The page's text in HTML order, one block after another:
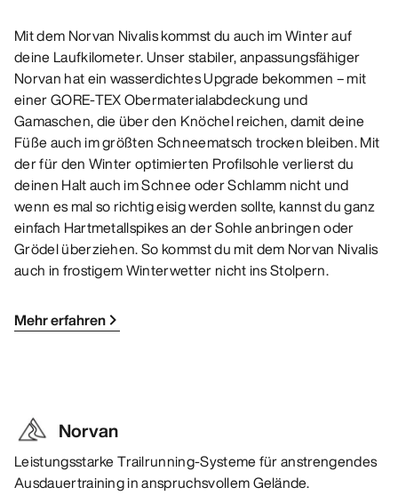
Mit dem Norvan Nivalis kommst du auch im Winter auf
deine Laufkilometer. Unser stabiler, anpassungsfähiger
Norvan hat ein wasserdichtes Upgrade bekommen – mit
einer GORE-TEX Obermaterialabdeckung und
Gamaschen, die über den Knöchel reichen, damit deine
Füße auch im größten Schneematsch trocken bleiben. Mit
der für den Winter optimierten Profilsohle verlierst du
deinen Halt auch im Schnee oder Schlamm nicht und
wenn es mal so richtig eisig werden sollte, kannst du ganz
einfach Hartmetallspikes an der Sohle anbringen oder
Grödel überziehen. So kommst du mit dem Norvan Nivalis
auch in frostigem Winterwetter nicht ins Stolpern.
Mehr erfahren
Norvan
Leistungsstarke Trailrunning-Systeme für anstrengendes
Ausdauertraining in anspruchsvollem Gelände.